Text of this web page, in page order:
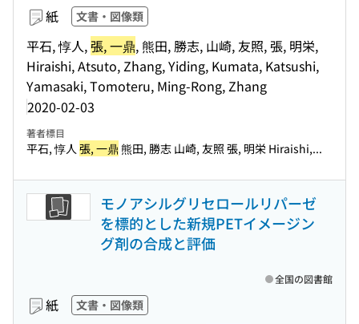
紙 文書・図像類
平石, 惇人,張, 一鼎, 熊田, 勝志, 山崎, 友照, 張, 明栄,
Hiraishi, Atsuto, Zhang, Yiding, Kumata, Katsushi,
Yamasaki, Tomoteru, Ming-Rong, Zhang
2020-02-03
著者標目
平石, 惇人 張, 一鼎 熊田, 勝志 山崎, 友照 張, 明栄 Hiraishi,...
モノアシルグリセロールリパーゼ
を標的とした新規PETイメージン
グ剤の合成と評価
紙 文書・図像類
全国の図書館